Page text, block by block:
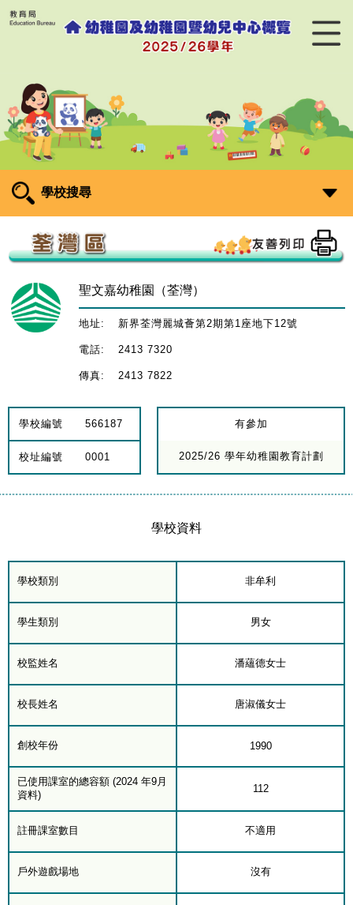
學校搜尋
聖文嘉幼稚園（荃灣）
地址: 新界荃灣麗城薈第2期第1座地下12號
電話: 2413 7320
傳真: 2413 7822
學校編號 566187
校址編號 0001
有參加
2025/26 學年幼稚園教育計劃
學校資料
學校類別 非牟利
學生類別 男女
校監姓名 潘蘊德女士
校長姓名 唐淑儀女士
創校年份 1990
已使用課室的總容額 (2024 年9月
資料)
112
註冊課室數目 不適用
戶外遊戲場地 沒有